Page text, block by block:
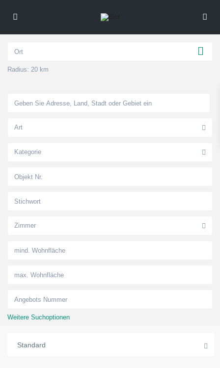
Radius:20 km
Art
Kategorie
Zimmer
Weitere Suchoptionen
Standard